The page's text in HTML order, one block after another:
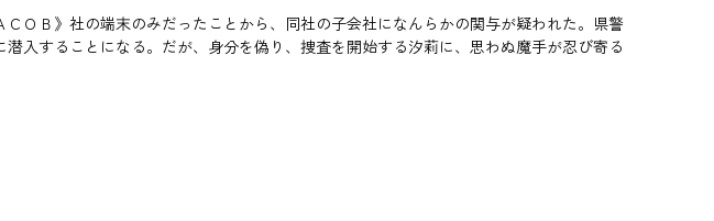
ＯＢ》社の端末のみだったことから、同社の子会社になんらかの関与が疑われた。県警
入することになる。だが、身分を偽り、捜査を開始する汐莉に、思わぬ魔手が忍び寄る